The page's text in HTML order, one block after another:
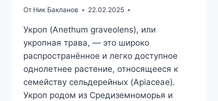
От Ник Бакланов 22.02.2025
Укроп (Anethum graveolens), или
укропная трава, — это широко
распространённое и легко доступное
однолетнее растение, относящееся к
семейству сельдерейных (Apiaceae).
Укроп родом из Средиземноморья и